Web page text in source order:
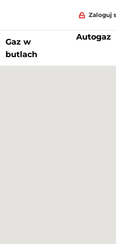
Zaloguj
Gaz w
butlach
Autogaz